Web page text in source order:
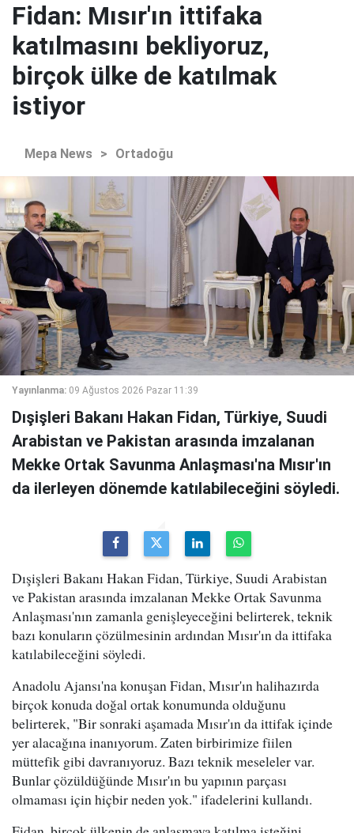
Fidan: Mısır'ın ittifaka
katılmasını bekliyoruz,
birçok ülke de katılmak
istiyor
Mepa News > Ortadoğu
Yayınlanma: 09 Ağustos 2026 Pazar 11:39
Dışişleri Bakanı Hakan Fidan, Türkiye, Suudi
Arabistan ve Pakistan arasında imzalanan
Mekke Ortak Savunma Anlaşması'na Mısır'ın
da ilerleyen dönemde katılabileceğini söyledi.
Dışişleri Bakanı Hakan Fidan, Türkiye, Suudi Arabistan
ve Pakistan arasında imzalanan Mekke Ortak Savunma
Anlaşması'nın zamanla genişleyeceğini belirterek, teknik
bazı konuların çözülmesinin ardından Mısır'ın da ittifaka
katılabileceğini söyledi.
Anadolu Ajansı'na konuşan Fidan, Mısır'ın halihazırda
birçok konuda doğal ortak konumunda olduğunu
belirterek, "Bir sonraki aşamada Mısır'ın da ittifak içinde
yer alacağına inanıyorum. Zaten birbirimize fiilen
müttefik gibi davranıyoruz. Bazı teknik meseleler var.
Bunlar çözüldüğünde Mısır'ın bu yapının parçası
olmaması için hiçbir neden yok." ifadelerini kullandı.